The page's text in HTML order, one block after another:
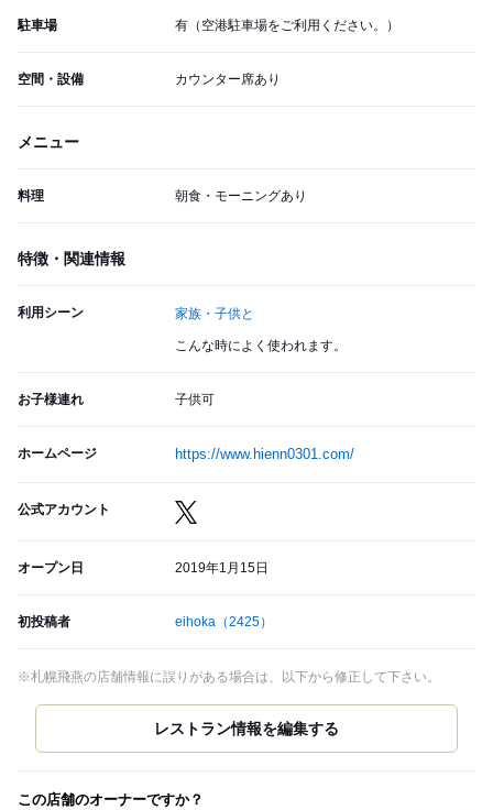
駐車場 有（空港駐車場をご利用ください。）
空間・設備 カウンター席あり
メニュー
料理 朝食・モーニングあり
特徴・関連情報
利用シーン 家族・子供と
こんな時によく使われます。
お子様連れ 子供可
ホームページ https://www.hienn0301.com/
公式アカウント
オープン日 2019年1月15日
初投稿者 eihoka （2425）
※札幌飛燕の店舗情報に誤りがある場合は、以下から修正して下さい。
この店舗のオーナーですか？